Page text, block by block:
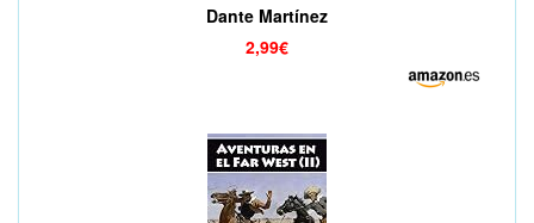
Dante Martínez
2,99€